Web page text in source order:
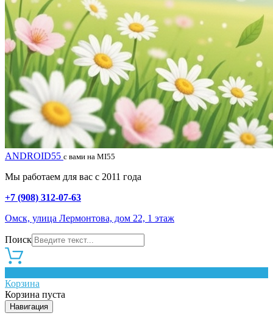
ANDROID55 с вами на MI55
Мы работаем для вас с 2011 года
+7 (908) 312-07-63
Омск, улица Лермонтова, дом 22, 1 этаж
Поиск
Корзина
Корзина пуста
Навигация